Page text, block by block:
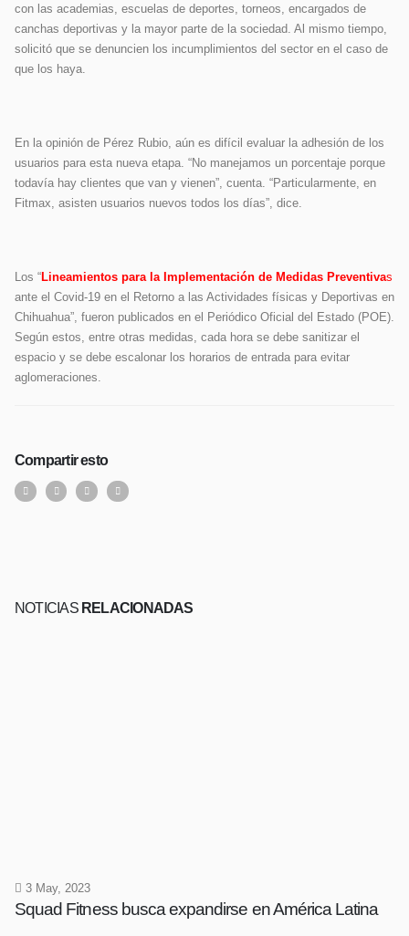
con las academias, escuelas de deportes, torneos, encargados de
canchas deportivas y la mayor parte de la sociedad. Al mismo tiempo,
solicitó que se denuncien los incumplimientos del sector en el caso de
que los haya.
En la opinión de Pérez Rubio, aún es difícil evaluar la adhesión de los
usuarios para esta nueva etapa. “No manejamos un porcentaje porque
todavía hay clientes que van y vienen”, cuenta. “Particularmente, en
Fitmax, asisten usuarios nuevos todos los días”, dice.
Los “Lineamientos para la Implementación de Medidas Preventivas
ante el Covid-19 en el Retorno a las Actividades físicas y Deportivas en
Chihuahua”, fueron publicados en el Periódico Oficial del Estado (POE).
Según estos, entre otras medidas, cada hora se debe sanitizar el
espacio y se debe escalonar los horarios de entrada para evitar
aglomeraciones.
Compartir esto
NOTICIAS RELACIONADAS
3 May, 2023
Squad Fitness busca expandirse en América Latina